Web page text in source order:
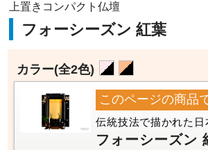
上置きコンパクト仏壇
フォーシーズン 紅葉
カラー(全2色)
このページの商品
伝統技法で描かれた日
フォーシーズン